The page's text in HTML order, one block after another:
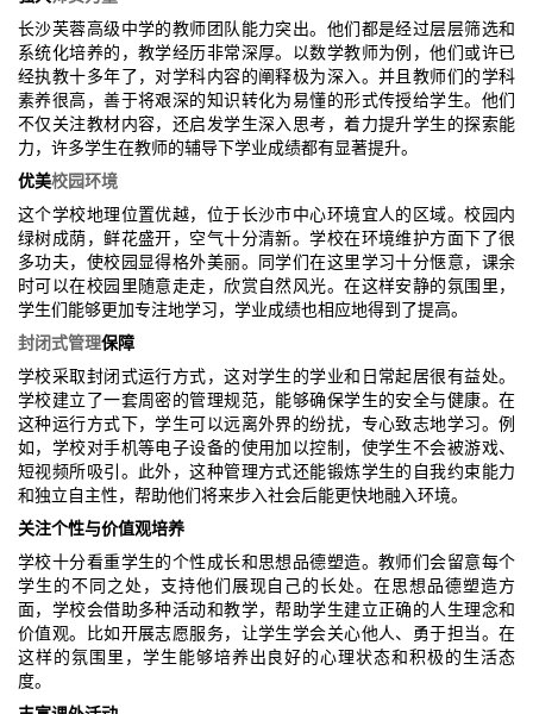
长沙芙蓉高级中学的教师团队能力突出。他们都是经过层层筛选和
系统化培养的，教学经历非常深厚。以数学教师为例，他们或许已
经执教十多年了，对学科内容的阐释极为深入。并且教师们的学科
素养很高，善于将艰深的知识转化为易懂的形式传授给学生。他们
不仅关注教材内容，还启发学生深入思考，着力提升学生的探索能
力，许多学生在教师的辅导下学业成绩都有显著提升。
优美校园环境
这个学校地理位置优越，位于长沙市中心环境宜人的区域。校园内
绿树成荫，鲜花盛开，空气十分清新。学校在环境维护方面下了很
多功夫，使校园显得格外美丽。同学们在这里学习十分惬意，课余
时可以在校园里随意走走，欣赏自然风光。在这样安静的氛围里，
学生们能够更加专注地学习，学业成绩也相应地得到了提高。
封闭式管理保障
学校采取封闭式运行方式，这对学生的学业和日常起居很有益处。
学校建立了一套周密的管理规范，能够确保学生的安全与健康。在
这种运行方式下，学生可以远离外界的纷扰，专心致志地学习。例
如，学校对手机等电子设备的使用加以控制，使学生不会被游戏、
短视频所吸引。此外，这种管理方式还能锻炼学生的自我约束能力
和独立自主性，帮助他们将来步入社会后能更快地融入环境。
关注个性与价值观培养
学校十分看重学生的个性成长和思想品德塑造。教师们会留意每个
学生的不同之处，支持他们展现自己的长处。在思想品德塑造方
面，学校会借助多种活动和教学，帮助学生建立正确的人生理念和
价值观。比如开展志愿服务，让学生学会关心他人、勇于担当。在
这样的氛围里，学生能够培养出良好的心理状态和积极的生活态
度。